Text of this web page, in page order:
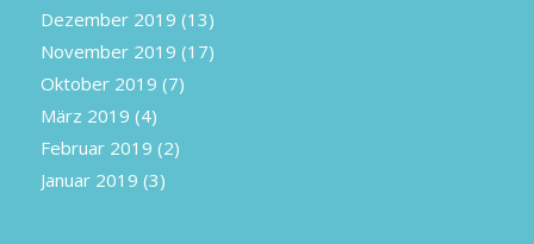
Dezember 2019 (13)
November 2019 (17)
Oktober 2019 (7)
März 2019 (4)
Februar 2019 (2)
Januar 2019 (3)